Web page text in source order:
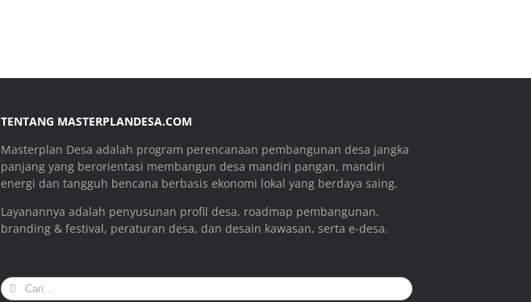
TENTANG MASTERPLANDESA.COM
Masterplan Desa adalah program perencanaan pembangunan desa jangka
panjang yang berorientasi membangun desa mandiri pangan, mandiri
energi dan tangguh bencana berbasis ekonomi lokal yang berdaya saing.
Layanannya adalah penyusunan profil desa, roadmap pembangunan,
branding & festival, peraturan desa, dan desain kawasan, serta e-desa.
Search